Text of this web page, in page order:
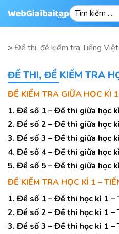
> Đề thi, đề kiểm tra Tiếng
ĐỀ THI, ĐỀ KIỂM TRA
ĐỀ KIỂM TRA GIỮA HỌC KÌ
1. Đề số 1 – Đề thi giữa học
2. Đề số 2 – Đề thi giữa học
3. Đề số 3 – Đề thi giữa học
4. Đề số 4 – Đề thi giữa học
5. Đề số 5 – Đề thi giữa học
ĐỀ KIỂM TRA HỌC KÌ 1 –
1. Đề số 1 – Đề thi học kì 1 –
2. Đề số 2 – Đề thi học kì 1 –
3. Đề số 3 – Đề thi học kì 1 –